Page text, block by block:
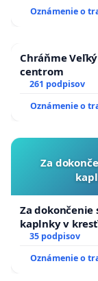
Oznámenie o
Chráňme
centrom
261 podpisov
Oznámenie o
Za
Za
kaplnky v
35 podpisov
Oznámenie o